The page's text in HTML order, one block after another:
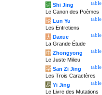
table
诗 Shi Jing
Le Canon des Poèmes
table
论 Lun Yu
Les Entretiens
table
大 Daxue
La Grande Étude
table
中 Zhongyong
Le Juste Milieu
table
字 San Zi Jing
Les Trois Caractères
table
易 Yi Jing
Le Livre des Mutations